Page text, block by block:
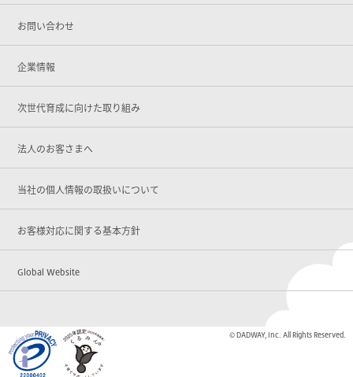
お問い合わせ
企業情報
次世代育成に向けた取り組み
法人のお客さまへ
当社の個人情報の取扱いについて
お客様対応に関する基本方針
Global Website
© DADWAY, Inc. All Rights Reserved.